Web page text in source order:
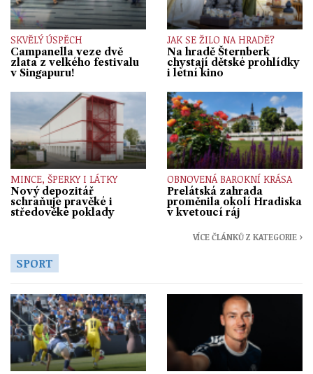
SKVĚLÝ ÚSPĚCH
Campanella veze dvě
zlata z velkého festivalu
v Singapuru!
JAK SE ŽILO NA HRADĚ?
Na hradě Šternberk
chystají dětské prohlídky
i letní kino
MINCE, ŠPERKY I LÁTKY
Nový depozitář
schraňuje pravěké i
středověké poklady
OBNOVENÁ BAROKNÍ KRÁSA
Prelátská zahrada
proměnila okolí Hradiska
v kvetoucí ráj
VÍCE ČLÁNKŮ Z KATEGORIE ›
SPORT